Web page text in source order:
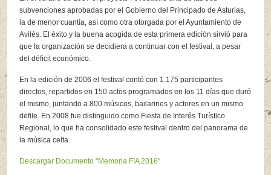
subvenciones aprobadas por el Gobierno del Principado de Asturias,
la de menor cuantía, así como otra otorgada por el Ayuntamiento de
Avilés. El éxito y la buena acogida de esta primera edición sirvió para
que la organización se decidiera a continuar con el festival, a pesar
del déficit económico.
En la edición de 2006 el festival contó con 1.175 participantes
directos, repartidos en 150 actos programados en los 11 días que duró
el mismo, juntando a 800 músicos, bailarines y actores en un mismo
defile. En 2008 fue distinguido como Fiesta de Interés Turístico
Regional, lo que ha consolidado este festival dentro del panorama de
la música celta.
Descargar Documento "Memoria FIA 2016"